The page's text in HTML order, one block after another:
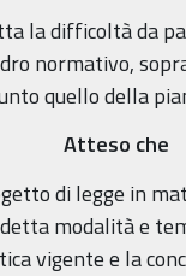
la difficoltà da
normativo,
quello della
Atteso che
di legge in
modalità e
vigente e la